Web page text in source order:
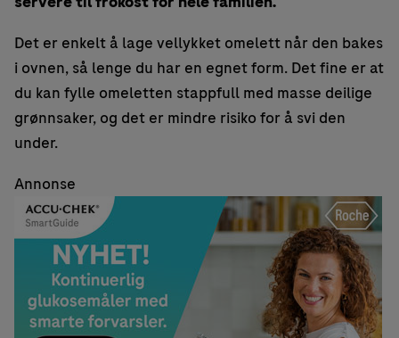
Det er enkelt å lage vellykket omelett når den bakes
i ovnen, så lenge du har en egnet form. Det fine er at
du kan fylle omeletten stappfull med masse deilige
grønnsaker, og det er mindre risiko for å svi den
under.
Annonse